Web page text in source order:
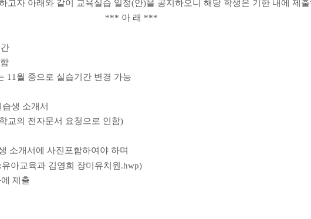
고자 아래와 같이 교육실습 일정(안)을 공지하오니 해당 학생은 기한 내에 제
*** 아 래 ***
11월 중으로 실습기간 변경 가능
생 소개서
교의 전자문서 요청으로 인함)
소개서에 사진포함하여야 하며
아교육과 김영희 장미유치원.hwp)
제출